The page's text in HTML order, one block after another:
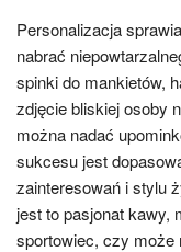
Personalizacja
nabrać
spinki do mankietów,
zdjęcie bliskiej osoby
można nadać
sukcesu jest
zainteresowań i stylu
jest to pasjonat kawy,
sportowiec, czy